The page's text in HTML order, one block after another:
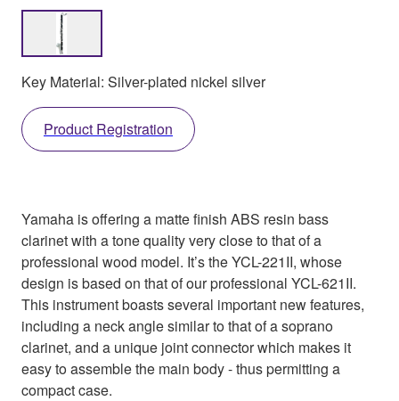
Key Material: Silver-plated nickel silver
Product Registration
Yamaha is offering a matte finish ABS resin bass
clarinet with a tone quality very close to that of a
professional wood model. It’s the YCL-221II, whose
design is based on that of our professional YCL-621II.
This instrument boasts several important new features,
including a neck angle similar to that of a soprano
clarinet, and a unique joint connector which makes it
easy to assemble the main body - thus permitting a
compact case.